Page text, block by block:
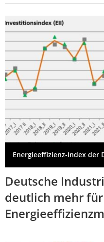
Energieeffizienz-Index der
Deutsche
deutlich mehr für